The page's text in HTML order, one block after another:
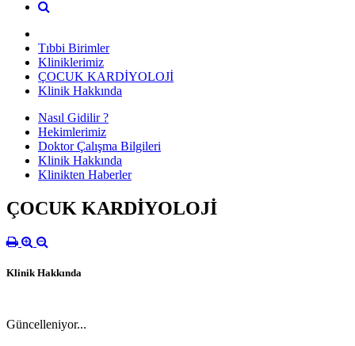
Tıbbi Birimler
Kliniklerimiz
ÇOCUK KARDİYOLOJİ
Klinik Hakkında
Nasıl Gidilir ?
Hekimlerimiz
Doktor Çalışma Bilgileri
Klinik Hakkında
Klinikten Haberler
ÇOCUK KARDİYOLOJİ
Klinik Hakkında
Güncelleniyor...